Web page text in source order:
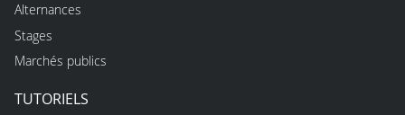
Alternances
Stages
Marchés publics
TUTORIELS